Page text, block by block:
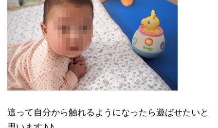
這って自分から触れるようになったら遊ばせたいと